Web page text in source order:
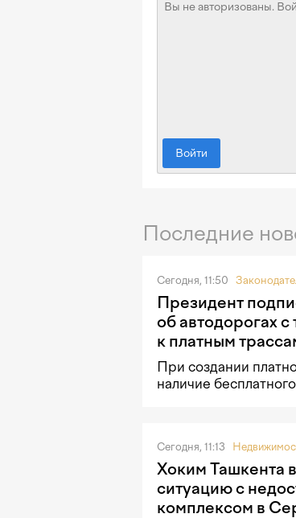
Войти
Последние
Сегодня, 11:50
Президент
об автодорогах
к платным
При создании
наличие
Сегодня, 11:13
Хоким Ташкента
ситуацию с
комплексом в